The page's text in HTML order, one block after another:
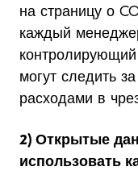
на страницу о
каждый
могут следить
расходами в
2) Открытые
использовать